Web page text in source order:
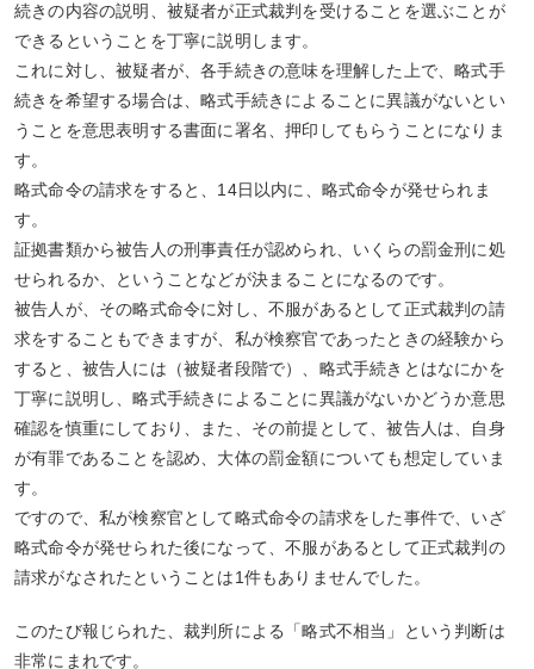
続きの内容の説明、被疑者が正式裁判を受けることを選ぶことが
できるということを丁寧に説明します。
これに対し、被疑者が、各手続きの意味を理解した上で、略式手
続きを希望する場合は、略式手続きによることに異議がないとい
うことを意思表明する書面に署名、押印してもらうことになりま
す。
略式命令の請求をすると、14日以内に、略式命令が発せられま
す。
証拠書類から被告人の刑事責任が認められ、いくらの罰金刑に処
せられるか、ということなどが決まることになるのです。
被告人が、その略式命令に対し、不服があるとして正式裁判の請
求をすることもできますが、私が検察官であったときの経験から
すると、被告人には（被疑者段階で）、略式手続きとはなにかを
丁寧に説明し、略式手続きによることに異議がないかどうか意思
確認を慎重にしており、また、その前提として、被告人は、自身
が有罪であることを認め、大体の罰金額についても想定していま
す。
ですので、私が検察官として略式命令の請求をした事件で、いざ
略式命令が発せられた後になって、不服があるとして正式裁判の
請求がなされたということは1件もありませんでした。
このたび報じられた、裁判所による「略式不相当」という判断は
非常にまれです。